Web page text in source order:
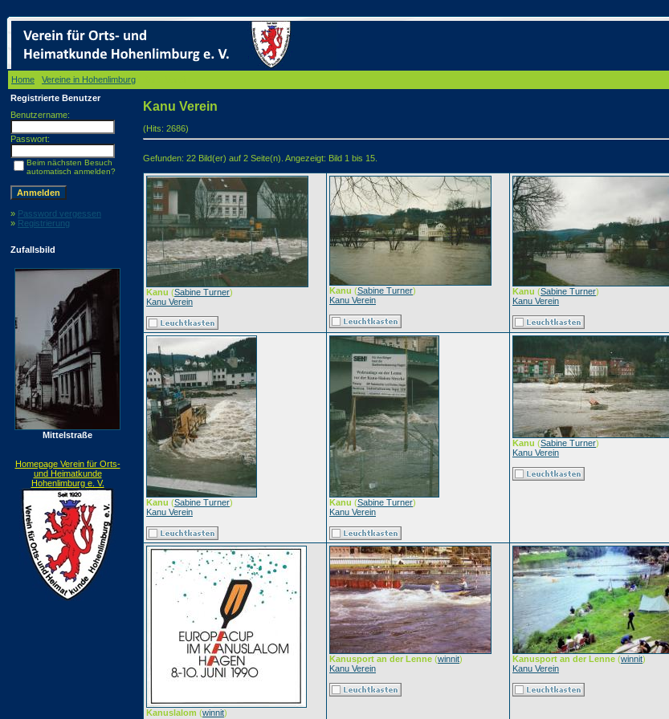
Home Vereine in Hohenlimburg
Registrierte Benutzer
Benutzername:
Passwort:
Beim nächsten Besuch
automatisch anmelden?
» Password vergessen
» Registrierung
Zufallsbild
Mittelstraße
Homepage Verein für Orts-
und Heimatkunde
Hohenlimburg e. V.
Kanu Verein
(Hits: 2686)
Gefunden: 22 Bild(er) auf 2 Seite(n). Angezeigt: Bild 1 bis 15.
Kanu (Sabine Turner)
Kanu Verein
Kanu (Sabine Turner)
Kanu Verein
Kanu (Sabine Turner)
Kanu Verein
Kanu (Sabine Turner)
Kanu Verein
Kanu (Sabine Turner)
Kanu Verein
Kanu (Sabine Turner)
Kanu Verein
Kanuslalom (winnit)
Kanusport an der Lenne (winnit)
Kanu Verein
Kanusport an der Lenne (winnit)
Kanu Verein